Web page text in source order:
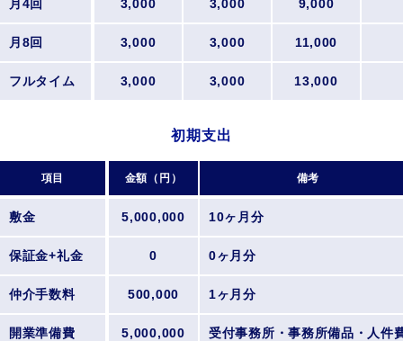
月4回 3,000 3,000 9,000
月8回 3,000 3,000 11,000
フルタイム 3,000 3,000 13,000
初期支出
項目 金額（円） 備考
敷金 5,000,000 10ヶ月分
保証金+礼金 0 0ヶ月分
仲介手数料 500,000 1ヶ月分
開業準備費 5,000,000 受付事務所・事務所備品・人件